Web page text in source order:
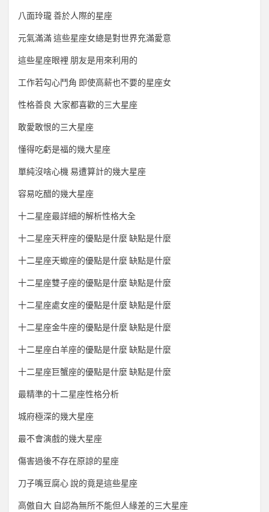
八面玲瓏 善於人際的星座
元氣滿滿 這些星座女總是對世界充滿愛意
這些星座眼裡 朋友是用來利用的
工作若勾心鬥角 即使高薪也不要的星座女
性格善良 大家都喜歡的三大星座
敢愛敢恨的三大星座
懂得吃虧是福的幾大星座
單純沒啥心機 易遭算計的幾大星座
容易吃醋的幾大星座
十二星座最詳細的解析性格大全
十二星座天秤座的優點是什麼 缺點是什麼
十二星座天蠍座的優點是什麼 缺點是什麼
十二星座雙子座的優點是什麼 缺點是什麼
十二星座處女座的優點是什麼 缺點是什麼
十二星座金牛座的優點是什麼 缺點是什麼
十二星座白羊座的優點是什麼 缺點是什麼
十二星座巨蟹座的優點是什麼 缺點是什麼
最精準的十二星座性格分析
城府極深的幾大星座
最不會演戲的幾大星座
傷害過後不存在原諒的星座
刀子嘴豆腐心 說的竟是這些星座
高傲自大 自認為無所不能但人緣差的三大星座